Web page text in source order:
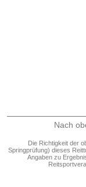
Nach
Die Richtigkeit der
Springprüfung) dieses
Angaben zu